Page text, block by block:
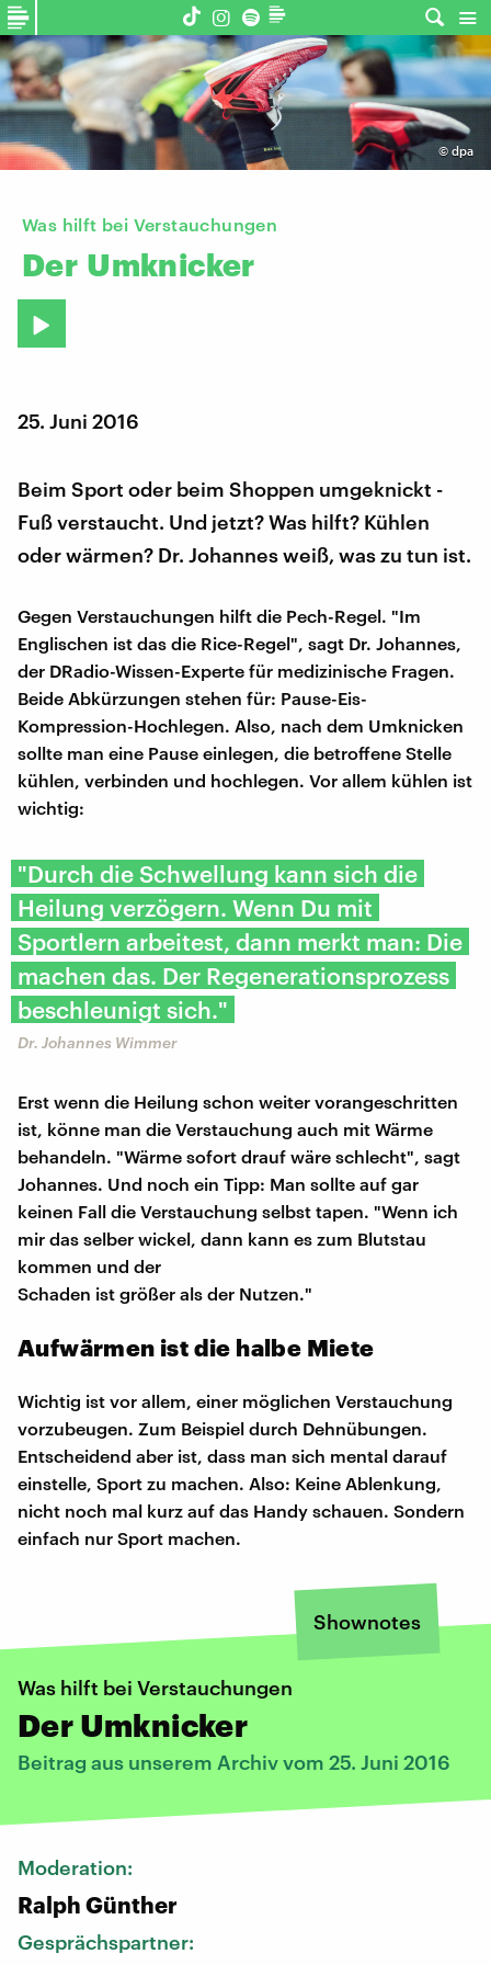
© dpa
Was hilft bei Verstauchungen
Der Umknicker
25. Juni 2016
Beim Sport oder beim Shoppen umgeknickt -
Fuß verstaucht. Und jetzt? Was hilft? Kühlen
oder wärmen? Dr. Johannes weiß, was zu tun ist.
Gegen Verstauchungen hilft die Pech-Regel. "Im
Englischen ist das die Rice-Regel", sagt Dr. Johannes,
der DRadio-Wissen-Experte für medizinische Fragen.
Beide Abkürzungen stehen für: Pause-Eis-
Kompression-Hochlegen. Also, nach dem Umknicken
sollte man eine Pause einlegen, die betroffene Stelle
kühlen, verbinden und hochlegen. Vor allem kühlen ist
wichtig:
"Durch die Schwellung kann sich die
Heilung verzögern. Wenn Du mit
Sportlern arbeitest, dann merkt man: Die
machen das. Der Regenerationsprozess
beschleunigt sich."
Dr. Johannes Wimmer
Erst wenn die Heilung schon weiter vorangeschritten
ist, könne man die Verstauchung auch mit Wärme
behandeln. "Wärme sofort drauf wäre schlecht", sagt
Johannes. Und noch ein Tipp: Man sollte auf gar
keinen Fall die Verstauchung selbst tapen. "Wenn ich
mir das selber wickel, dann kann es zum Blutstau
kommen und der
Schaden ist größer als der Nutzen."
Aufwärmen ist die halbe Miete
Wichtig ist vor allem, einer möglichen Verstauchung
vorzubeugen. Zum Beispiel durch Dehnübungen.
Entscheidend aber ist, dass man sich mental darauf
einstelle, Sport zu machen. Also: Keine Ablenkung,
nicht noch mal kurz auf das Handy schauen. Sondern
einfach nur Sport machen.
Shownotes
Was hilft bei Verstauchungen
Der Umknicker
Beitrag aus unserem Archiv vom 25. Juni 2016
Moderation:
Ralph Günther
Gesprächspartner: